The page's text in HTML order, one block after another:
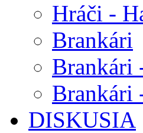
Hráči -
Brankári
Brankári
Brankári
DISKUSIA